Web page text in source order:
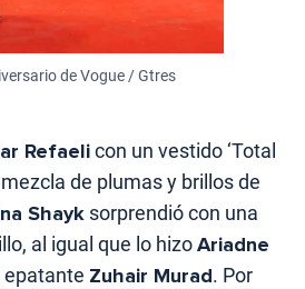
de Vogue / Gtres
Refaelicon un vestido ‘Total
de plumas y brillos de
Shayk sorprendió con una
al igual que lo hizoAriadne
epatante Zuhair Murad. Por